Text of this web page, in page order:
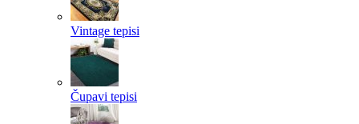
Vintage tepisi
Čupavi tepisi